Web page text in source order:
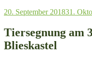
Veröffentlicht
20. September 201831.
Tiersegnung am
Blieskastel